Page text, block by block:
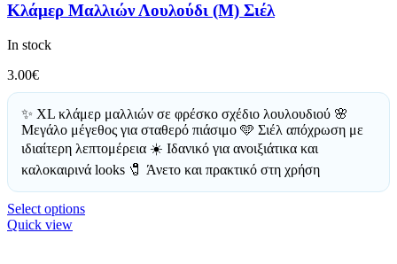
Κλάμερ Μαλλιών Λουλούδι (Μ) Σιέλ
In stock
3.00€
✨ XL κλάμερ μαλλιών σε φρέσκο σχέδιο λουλουδιού 🌸
Μεγάλο μέγεθος για σταθερό πιάσιμο 🩵 Σιέλ απόχρωση με
ιδιαίτερη λεπτομέρεια ☀️ Ιδανικό για ανοιξιάτικα και
καλοκαιρινά looks 🧷 Άνετο και πρακτικό στη χρήση
Select options
Quick view